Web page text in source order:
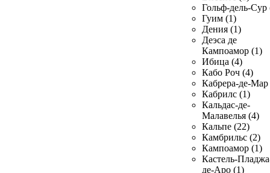
Гольф-дель-Сур
Гуим (1)
Дения (1)
Деэса де
Кампоамор (1)
Ибица (4)
Кабо Роч (4)
Кабрера-де-Мар
Кабрилс (1)
Кальдас-де-
Малавелья (4)
Кальпе (22)
Камбрильс (2)
Кампоамор (1)
Кастель-
де-Аро (1)